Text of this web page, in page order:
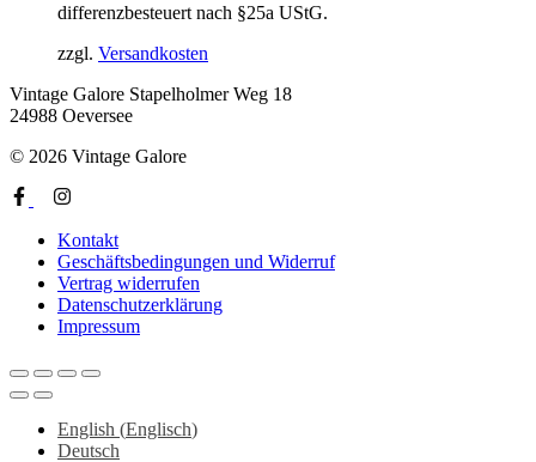
differenzbesteuert nach §25a UStG.
zzgl. Versandkosten
Vintage Galore Stapelholmer Weg 18
24988 Oeversee
© 2026 Vintage Galore
Kontakt
Geschäftsbedingungen und Widerruf
Vertrag widerrufen
Datenschutzerklärung
Impressum
English (Englisch)
Deutsch